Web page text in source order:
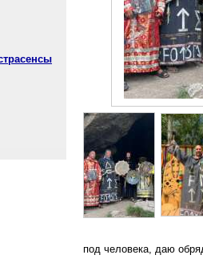
под человека, даю